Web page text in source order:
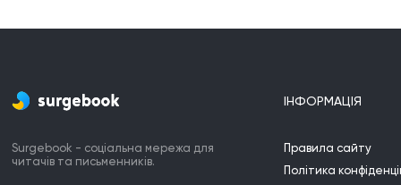
Surgebook - соціальна мережа для
читачів та письменників.
ІНФОРМАЦІЯ
Правила сайту
Політика